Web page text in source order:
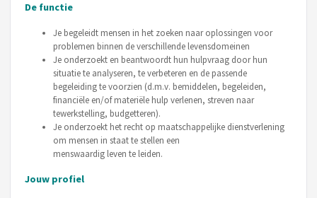
De functie
Je begeleidt mensen in het zoeken naar oplossingen voor
problemen binnen de verschillende levensdomeinen
Je onderzoekt en beantwoordt hun hulpvraag door hun
situatie te analyseren, te verbeteren en de passende
begeleiding te voorzien (d.m.v. bemiddelen, begeleiden,
financiële en/of materiële hulp verlenen, streven naar
tewerkstelling, budgetteren).
Je onderzoekt het recht op maatschappelijke dienstverlening
om mensen in staat te stellen een
menswaardig leven te leiden.
Jouw profiel